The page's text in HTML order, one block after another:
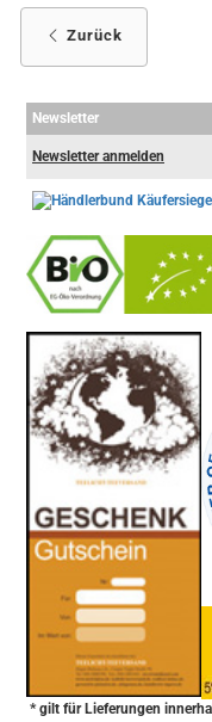
Zurück
Newsletter
Newsletter anmelden
* gilt für Lieferungen